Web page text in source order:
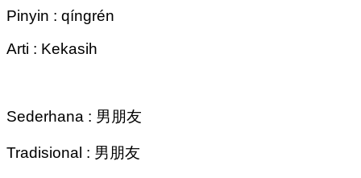
Pinyin : qíngrén
Arti : Kekasih
Sederhana : 男朋友
Tradisional : 男朋友